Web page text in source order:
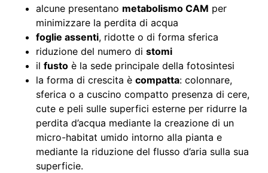
alcune presentano metabolismo CAM per
minimizzare la perdita di acqua
foglie assenti, ridotte o di forma sferica
riduzione del numero di stomi
il fusto è la sede principale della fotosintesi
la forma di crescita è compatta: colonnare,
sferica o a cuscino compatto presenza di cere,
cute e peli sulle superfici esterne per ridurre la
perdita d’acqua mediante la creazione di un
micro-habitat umido intorno alla pianta e
mediante la riduzione del flusso d’aria sulla sua
superficie.